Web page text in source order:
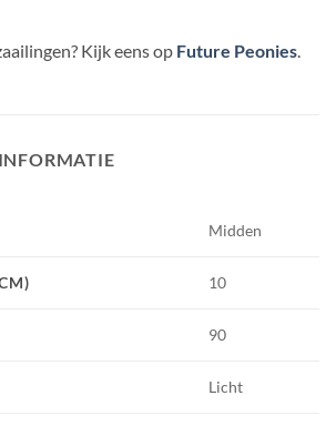
Kijk eens op Future Peonies.
Midden
10
90
Licht